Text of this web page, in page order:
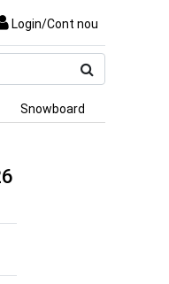
Login/Cont nou
produs
Snowboard